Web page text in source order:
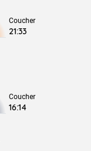
Coucher
21:33
Coucher
16:14